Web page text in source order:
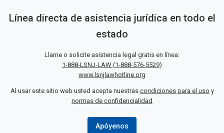
Línea directa de asistencia jurídica en todo el
estado
Llame o solicite asistencia legal gratis en línea:
1-888-LSNJ-LAW (1-888-576-5529)
www.lsnjlawhotline.org
Al usar este sitio web usted acepta nuestras condiciones para el uso y
normas de confidencialidad
Apóyenos